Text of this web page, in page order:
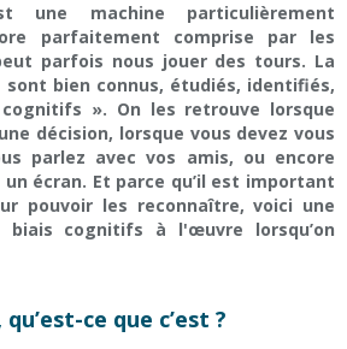
une machine particulièrement
parfaitement comprise par les
parfois nous jouer des tours. La
bien connus, étudiés, identifiés,
». On les retrouve lorsque
décision, lorsque vous devez vous
parlez avec vos amis, ou encore
écran. Et parce qu’il est important
pouvoir les reconnaître, voici une
cognitifs à l'œuvre lorsqu’on
ce que c’est ?